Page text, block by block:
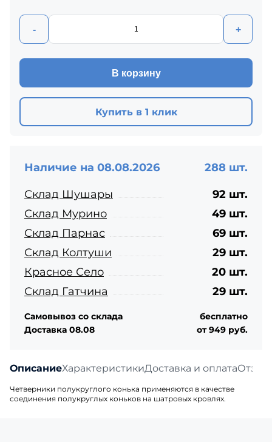
ОписаниеХарактеристикиДоставка и оплата
Четверники полукруглого конька применяются в качестве
соединения полукруглых коньков на шатровых кровлях.
- +
В корзину
Купить в 1 клик
Наличие на 08.08.2026
288 шт.
Склад Шушары
92 шт.
Склад Мурино
49 шт.
Склад Парнас
69 шт.
Склад Колтуши
29 шт.
Красное Село
20 шт.
Склад Гатчина
29 шт.
Самовывоз со склада
бесплатно
Доставка 08.08
от 949 руб.